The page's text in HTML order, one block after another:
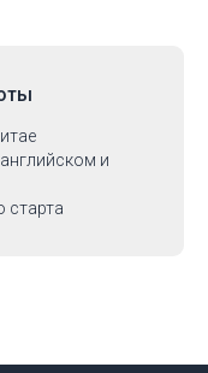
и
старта